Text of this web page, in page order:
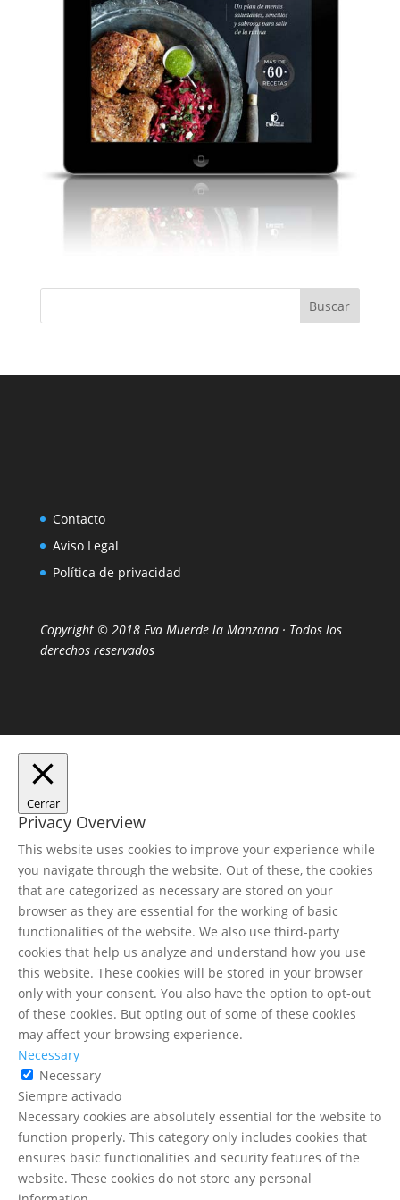
Contacto
Aviso Legal
Política de privacidad
Copyright © 2018 Eva Muerde la Manzana · Todos los
derechos reservados
Cerrar
Privacy Overview
This website uses cookies to improve your experience while
you navigate through the website. Out of these, the cookies
that are categorized as necessary are stored on your
browser as they are essential for the working of basic
functionalities of the website. We also use third-party
cookies that help us analyze and understand how you use
this website. These cookies will be stored in your browser
only with your consent. You also have the option to opt-out
of these cookies. But opting out of some of these cookies
may affect your browsing experience.
Necessary
Necessary
Siempre activado
Necessary cookies are absolutely essential for the website to
function properly. This category only includes cookies that
ensures basic functionalities and security features of the
website. These cookies do not store any personal